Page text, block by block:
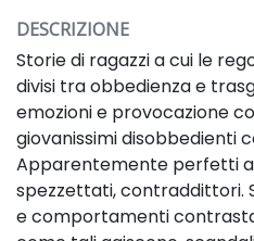
DESCRIZIONE
Storie di ragazzi a cui le
divisi tra obbedienza e
emozioni e provocazione
giovanissimi disobbedienti
Apparentemente perfetti
spezzettati, contraddittori.
e comportamenti